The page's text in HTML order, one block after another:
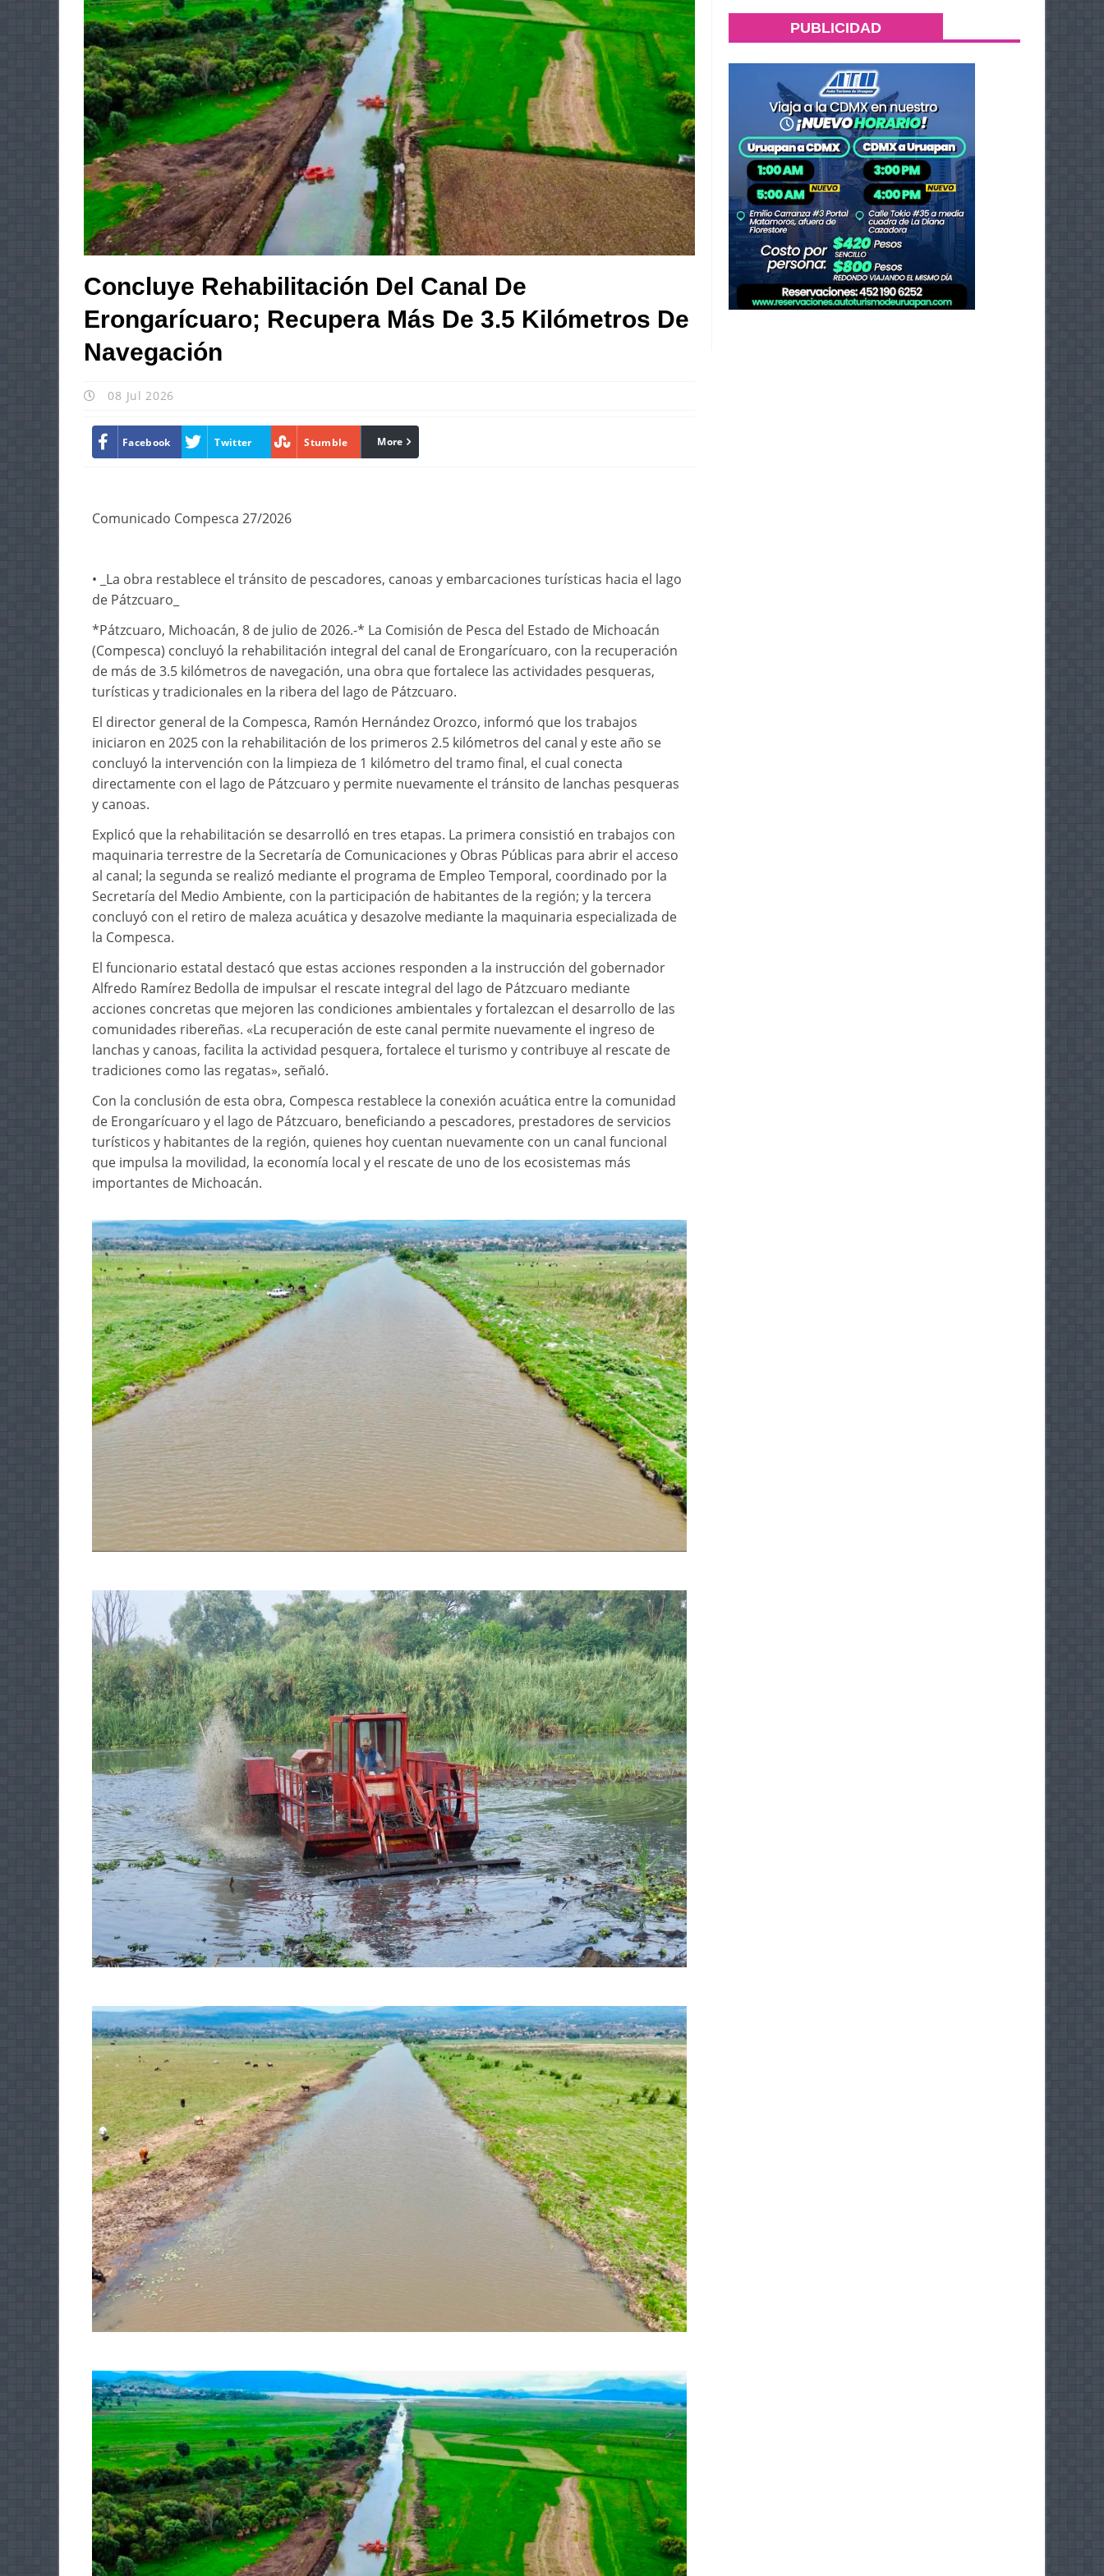
Concluye Rehabilitación Del Canal De
Erongarícuaro; Recupera Más De 3.5 Kilómetros De
Navegación
08 Jul 2026
Facebook Twitter Stumble linkedin
More
Comunicado Compesca 27/2026
• _La obra restablece el tránsito de pescadores, canoas y embarcaciones turísticas hacia el lago
de Pátzcuaro_
*Pátzcuaro, Michoacán, 8 de julio de 2026.-* La Comisión de Pesca del Estado de Michoacán
(Compesca) concluyó la rehabilitación integral del canal de Erongarícuaro, con la recuperación
de más de 3.5 kilómetros de navegación, una obra que fortalece las actividades pesqueras,
turísticas y tradicionales en la ribera del lago de Pátzcuaro.
El director general de la Compesca, Ramón Hernández Orozco, informó que los trabajos
iniciaron en 2025 con la rehabilitación de los primeros 2.5 kilómetros del canal y este año se
concluyó la intervención con la limpieza de 1 kilómetro del tramo final, el cual conecta
directamente con el lago de Pátzcuaro y permite nuevamente el tránsito de lanchas pesqueras
y canoas.
Explicó que la rehabilitación se desarrolló en tres etapas. La primera consistió en trabajos con
maquinaria terrestre de la Secretaría de Comunicaciones y Obras Públicas para abrir el acceso
al canal; la segunda se realizó mediante el programa de Empleo Temporal, coordinado por la
Secretaría del Medio Ambiente, con la participación de habitantes de la región; y la tercera
concluyó con el retiro de maleza acuática y desazolve mediante la maquinaria especializada de
la Compesca.
El funcionario estatal destacó que estas acciones responden a la instrucción del gobernador
Alfredo Ramírez Bedolla de impulsar el rescate integral del lago de Pátzcuaro mediante
acciones concretas que mejoren las condiciones ambientales y fortalezcan el desarrollo de las
comunidades ribereñas. «La recuperación de este canal permite nuevamente el ingreso de
lanchas y canoas, facilita la actividad pesquera, fortalece el turismo y contribuye al rescate de
tradiciones como las regatas», señaló.
Con la conclusión de esta obra, Compesca restablece la conexión acuática entre la comunidad
de Erongarícuaro y el lago de Pátzcuaro, beneficiando a pescadores, prestadores de servicios
turísticos y habitantes de la región, quienes hoy cuentan nuevamente con un canal funcional
que impulsa la movilidad, la economía local y el rescate de uno de los ecosistemas más
importantes de Michoacán.
PUBLICIDAD